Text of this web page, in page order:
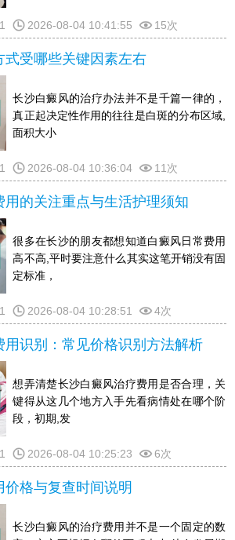
2026-08-04 10:41:55 15次
式受哪些关键因素左右
长沙白癜风的治疗办法并不是千篇一律的，
真正起决定性作用的往往是白斑的分布区域,
面积大小
2026-08-04 10:36:04 11次
用的关注重点与生活护理须知
很多在长沙的朋友都想知道白癜风日常费用
高不高,平时要注意什么其实这笔开销没有固
定标准，
2026-08-04 10:28:51 4次
用识别：常见价格识别方法解析
想弄清楚长沙白癜风治疗费用是否合理，关
键得从这几个地方入手先看病情处在哪个阶
段，初期,发
2026-08-04 10:25:23 6次
格与复查时间说明
长沙白癜风的治疗费用并不是一个固定的数